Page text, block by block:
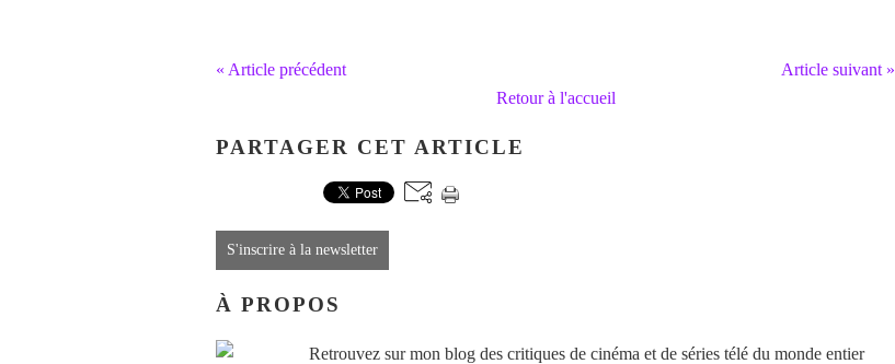
« Article précédent
Article suivant »
Retour à l'accueil
PARTAGER CET ARTICLE
S'inscrire à la newsletter
À PROPOS
Retrouvez sur mon blog des critiques de cinéma et de séries télé du monde entier